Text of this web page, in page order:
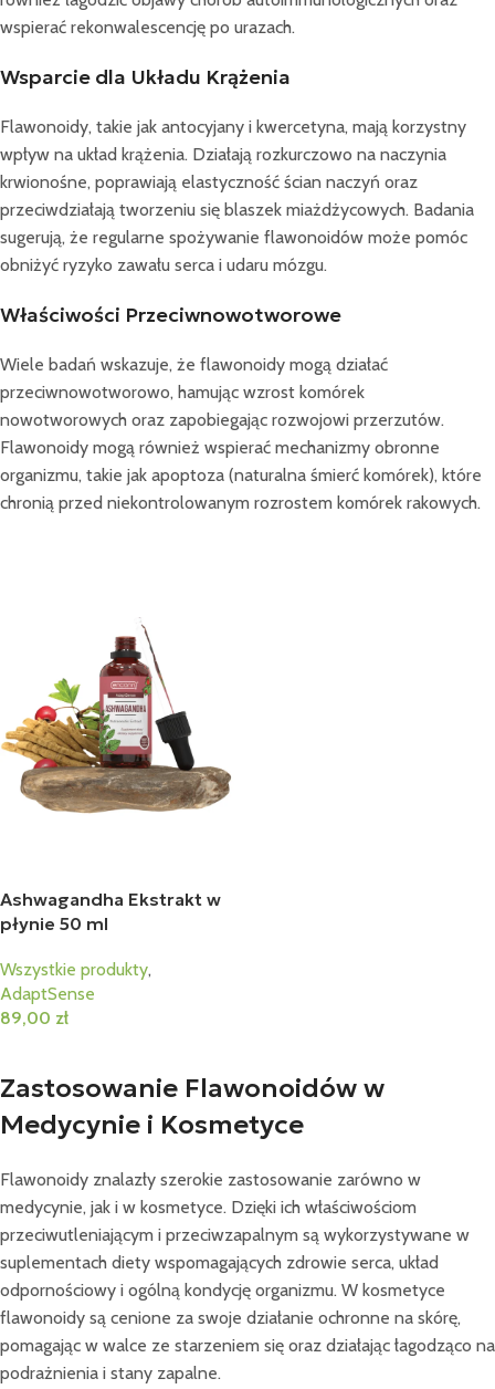
wspierać rekonwalescencję po urazach.
Wsparcie dla Układu Krążenia
Flawonoidy, takie jak antocyjany i kwercetyna, mają korzystny
wpływ na układ krążenia. Działają rozkurczowo na naczynia
krwionośne, poprawiają elastyczność ścian naczyń oraz
przeciwdziałają tworzeniu się blaszek miażdżycowych. Badania
sugerują, że regularne spożywanie flawonoidów może pomóc
obniżyć ryzyko zawału serca i udaru mózgu.
Właściwości Przeciwnowotworowe
Wiele badań wskazuje, że flawonoidy mogą działać
przeciwnowotworowo, hamując wzrost komórek
nowotworowych oraz zapobiegając rozwojowi przerzutów.
Flawonoidy mogą również wspierać mechanizmy obronne
organizmu, takie jak apoptoza (naturalna śmierć komórek), które
chronią przed niekontrolowanym rozrostem komórek rakowych.
Ashwagandha Ekstrakt w
płynie 50 ml
Wszystkie produkty,
AdaptSense
89,00 zł
Zastosowanie Flawonoidów w
Medycynie i Kosmetyce
Flawonoidy znalazły szerokie zastosowanie zarówno w
medycynie, jak i w kosmetyce. Dzięki ich właściwościom
przeciwutleniającym i przeciwzapalnym są wykorzystywane w
suplementach diety wspomagających zdrowie serca, układ
odpornościowy i ogólną kondycję organizmu. W kosmetyce
flawonoidy są cenione za swoje działanie ochronne na skórę,
pomagając w walce ze starzeniem się oraz działając łagodząco na
podrażnienia i stany zapalne.